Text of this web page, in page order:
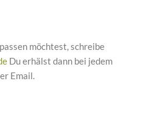
möchtest, schreibe
Du erhälst dann bei jedem
Email.